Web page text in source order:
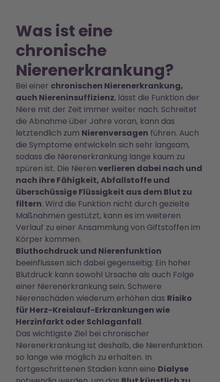
Was ist eine
chronische
Nierenerkrankung?
Bei einer chronischen Nierenerkrankung,
auch Niereninsuffizienz, lässt die Funktion der
Niere mit der Zeit immer weiter nach. Schreitet
die Abnahme über Jahre voran, kann das
letztendlich zum Nierenversagen führen. Auch
die Symptome entwickeln sich sehr langsam,
sodass die Nierenerkrankung lange kaum zu
spüren ist. Die Nieren verlieren dabei nach und
nach ihre Fähigkeit, Abfallstoffe und
überschüssige Flüssigkeit aus dem Blut zu
filtern. Wird die Funktion nicht durch gezielte
Maßnahmen gestützt, kann es im weiteren
Verlauf zu einer Ansammlung von Giftstoffen im
Körper kommen.
Bluthochdruck und Nierenfunktion
beeinflussen sich dabei gegenseitig: Ein hoher
Blutdruck kann sowohl Ursache als auch Folge
einer Nierenerkrankung sein. Schwere
Nierenschäden wiederum erhöhen das Risiko
für Herz-Kreislauf-Erkrankungen wie
Herzinfarkt oder Schlaganfall.
Das wichtigste Ziel bei chronischer
Nierenerkrankung ist deshalb, die Nierenfunktion
so lange wie möglich zu erhalten. In
fortgeschrittenen Stadien kann eine Dialyse